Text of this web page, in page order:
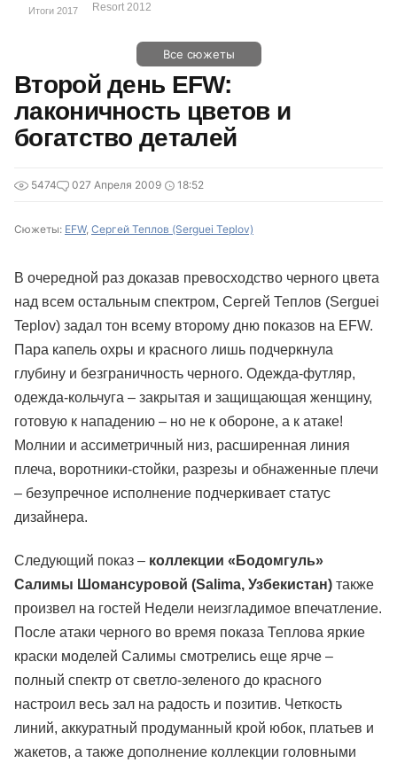
Resort 2012
Итоги 2017
Все сюжеты
Второй день EFW:
лаконичность цветов и
богатство деталей
5474 027 Апреля 2009 18:52
Сюжеты: EFW, Сергей Теплов (Serguei Teplov)
В очередной раз доказав превосходство черного цвета
над всем остальным спектром, Сергей Теплов (Serguei
Teplov) задал тон всему второму дню показов на EFW.
Пара капель охры и красного лишь подчеркнула
глубину и безграничность черного. Одежда-футляр,
одежда-кольчуга – закрытая и защищающая женщину,
готовую к нападению – но не к обороне, а к атаке!
Молнии и ассиметричный низ, расширенная линия
плеча, воротники-стойки, разрезы и обнаженные плечи
– безупречное исполнение подчеркивает статус
дизайнера.
Следующий показ – коллекции «Бодомгуль»
Салимы Шомансуровой (Salima, Узбекистан) также
произвел на гостей Недели неизгладимое впечатление.
После атаки черного во время показа Теплова яркие
краски моделей Салимы смотрелись еще ярче –
полный спектр от светло-зеленого до красного
настроил весь зал на радость и позитив. Четкость
линий, аккуратный продуманный крой юбок, платьев и
жакетов, а также дополнение коллекции головными